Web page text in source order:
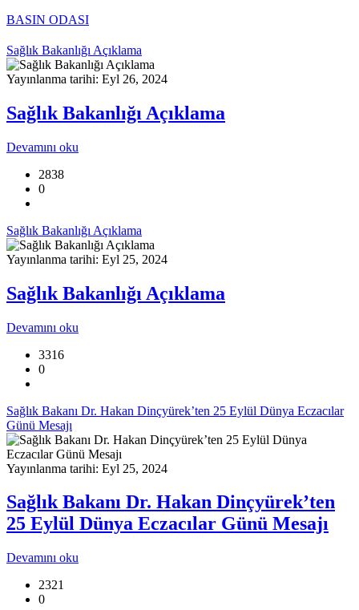
BASIN ODASI
Sağlık Bakanlığı Açıklama
Yayınlanma tarihi: Eyl 26, 2024
Sağlık Bakanlığı Açıklama
Devamını oku
2838
0
Sağlık Bakanlığı Açıklama
Yayınlanma tarihi: Eyl 25, 2024
Sağlık Bakanlığı Açıklama
Devamını oku
3316
0
Sağlık Bakanı Dr. Hakan Dinçyürek’ten 25 Eylül Dünya Eczacılar
Günü Mesajı
Yayınlanma tarihi: Eyl 25, 2024
Sağlık Bakanı Dr. Hakan Dinçyürek’ten
25 Eylül Dünya Eczacılar Günü Mesajı
Devamını oku
2321
0